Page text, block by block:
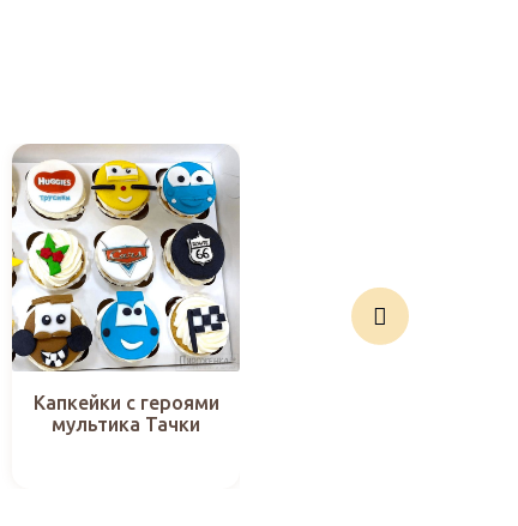
Капкейки с героями
мультика Тачки